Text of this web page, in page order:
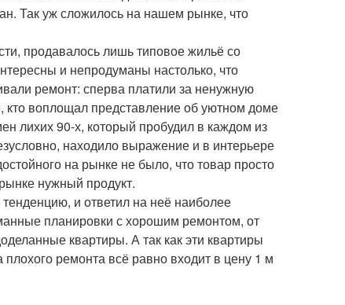
Так уж сложилось на нашем рынке, что
продавалось лишь типовое жильё со
и непродуманы настолько, что
ремонт: сперва платили за ненужную
кто воплощал представление об уютном доме
лихих 90-х, который пробудил в каждом из
находило выражение и в интерьере
на рынке не было, что товар просто
нужный продукт.
и ответил на неё наиболее
планировки с хорошим ремонтом, от
квартиры. А так как эти квартиры
ремонта всё равно входит в цену 1 м